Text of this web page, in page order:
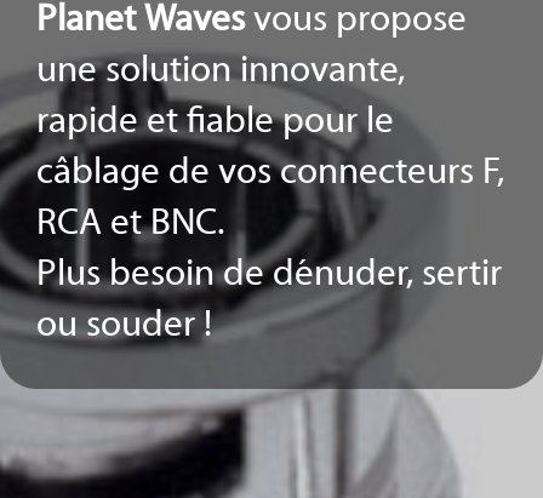
Planet Wavesvous propose
une solution innovante,
rapide et fiable pour le
câblage de vos connecteurs F,
RCA et BNC.
Plus besoin de dénuder, sertir
ou souder !